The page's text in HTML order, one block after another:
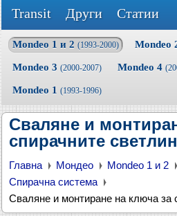
Transit
Други Статии
Mondeo 1 и 2 (1993-2000) Mondeo
Mondeo 3 (2000-2007) Mondeo 4
Mondeo 1 (1993-1996)
Сваляне и
спирачните
Главна Мондео Mondeo 1 и 2
Спирачна система
Сваляне и монтиране на ключа за